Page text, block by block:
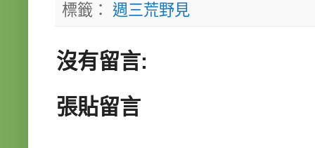
標籤： 週三荒野見
沒有留言:
張貼留言